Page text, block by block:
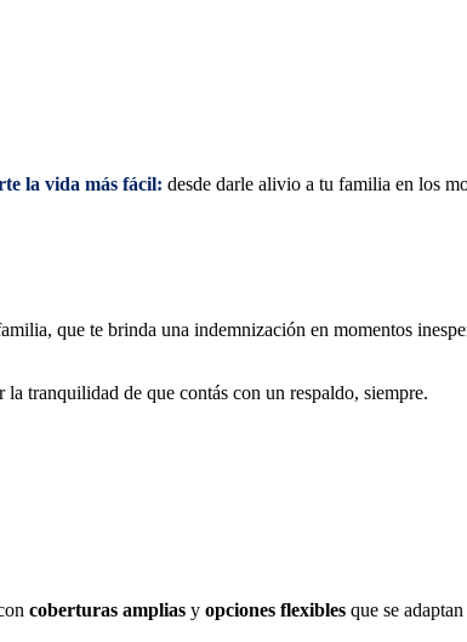
la vida más fácil: desde darle alivio a tu familia en los
que te brinda una indemnización en momentos
tranquilidad de que contás con un respaldo, siempre.
coberturas amplias y opciones flexibles que se